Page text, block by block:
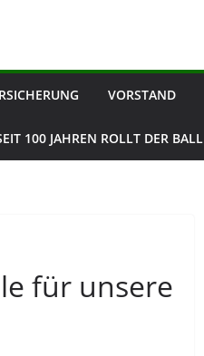
VORSTAND
100 JAHREN ROLLT DER BALL
für unsere